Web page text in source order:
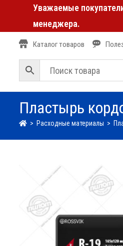
Уважаемые
менеджера.
Каталог товаров
Пластырь
> Расходные материалы >